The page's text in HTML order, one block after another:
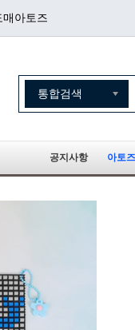
매아토즈
공지사항 아토